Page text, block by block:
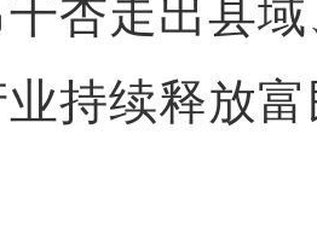
干杏走出县
持续释放